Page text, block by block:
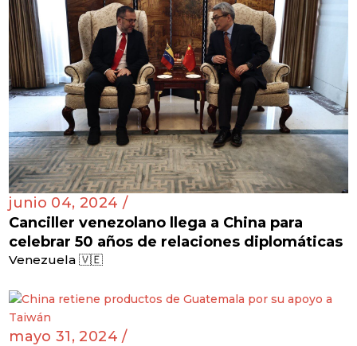
junio 04, 2024 /
Canciller venezolano llega a China para
celebrar 50 años de relaciones diplomáticas
Venezuela 🇻🇪
mayo 31, 2024 /